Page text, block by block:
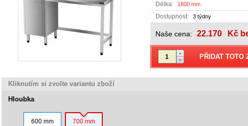
Délka: 1800 mm
Dostupnost: 3 týdny
Naše cena: 22.170 Kč
Kliknutím si zvolte variantu zboží
Hloubka
600 mm 700 mm